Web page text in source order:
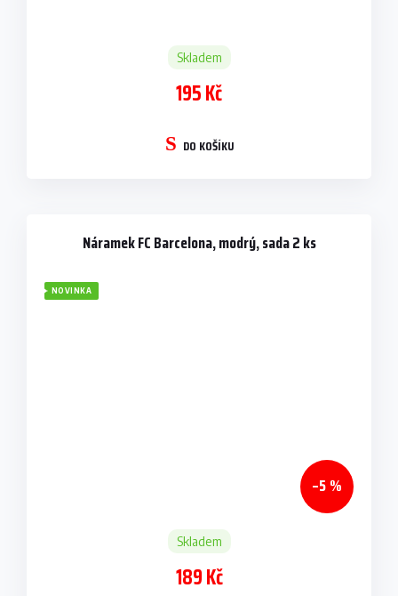
Skladem
195 Kč
DO KOŠÍKU
Náramek FC Barcelona, modrý, sada 2 ks
NOVINKA
–5 %
Skladem
189 Kč